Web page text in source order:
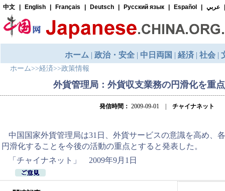
ホーム>>経済>>政策情報
外貨管理局：外貨収支業務の円滑化を重
発信時間： 2009-09-01 | チャイナネット
中国国家外貨管理局は31日、外貨サービスの意識を高め、
円滑化することを今後の活動の重点とすると発表した。
「チャイナネット」 2009年9月1日